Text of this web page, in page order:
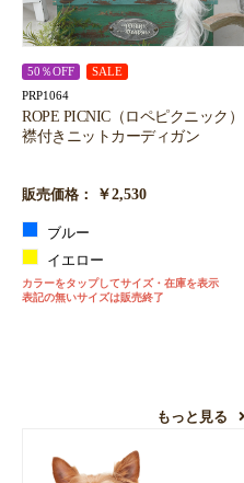
50％OFF SALE
PRP1064
ROPE PICNIC（ロペピクニック）
襟付きニットカーディガン
販売価格： ￥2,530
ブルー
イエロー
カラーをタップしてサイズ・在庫を表示
表記の無いサイズは販売終了
もっと見る